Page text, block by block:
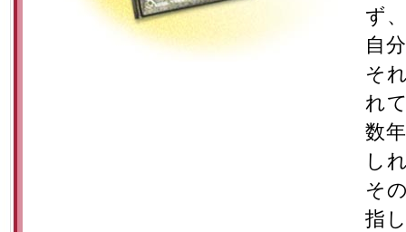
ず
自
そ
れ
数
し
そ
指